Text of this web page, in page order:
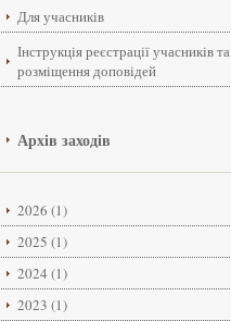
Для учасників
Інструкція реєстрації учасників та
розміщення доповідей
Архів заходів
2026 (1)
2025 (1)
2024 (1)
2023 (1)